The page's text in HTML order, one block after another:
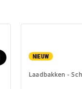
NIEUW
Laadbakken -